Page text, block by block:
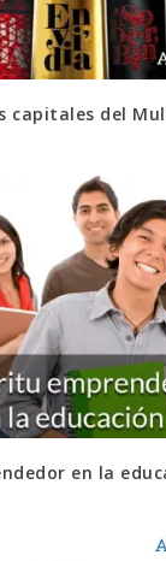
capitales del
en la